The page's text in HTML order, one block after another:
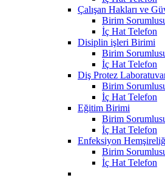
Çalışan Hakları ve
Birim
İç Hat Telefon
Disiplin işleri Birimi
Birim
İç Hat Telefon
Diş Protez
Birim
İç Hat Telefon
Eğitim Birimi
Birim
İç Hat Telefon
Enfeksiyon
Birim
İç Hat Telefon